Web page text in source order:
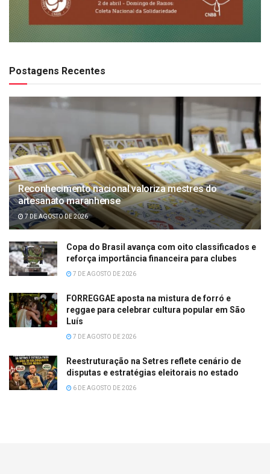
Postagens Recentes
Reconhecimento nacional valoriza mestres do
artesanato maranhense
7 DE AGOSTO DE 2026
Copa do Brasil avança com oito classificados e
reforça importância financeira para clubes
7 DE AGOSTO DE 2026
FORREGGAE aposta na mistura de forró e
reggae para celebrar cultura popular em São
Luís
7 DE AGOSTO DE 2026
Reestruturação na Setres reflete cenário de
disputas e estratégias eleitorais no estado
6 DE AGOSTO DE 2026